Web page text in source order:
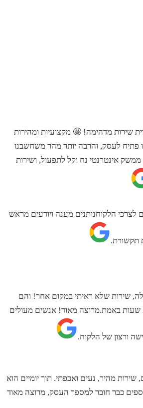
שירות מדהימה! 🤩 מקצועיות ומהירות
פתיח לעסק, והרבה יותר מהר משחשבנו
אינטרנטי נח וקל לתפעול, ושירות
לצרכי הלקוחנותנים מענה ויודעים מראש
תקשורת.
שירות שלא ראיתי במקום אחר! והם
שלחו את הסינגל תוך 24 שעות באמת.מרוצה מאוד! אנשים מעולים
ורצון של הלקוח.
שירות מהיר, נעים ואכפתי. תוך יומיים הוא
כבר חובר למספר העסק, מרוצה מאוד